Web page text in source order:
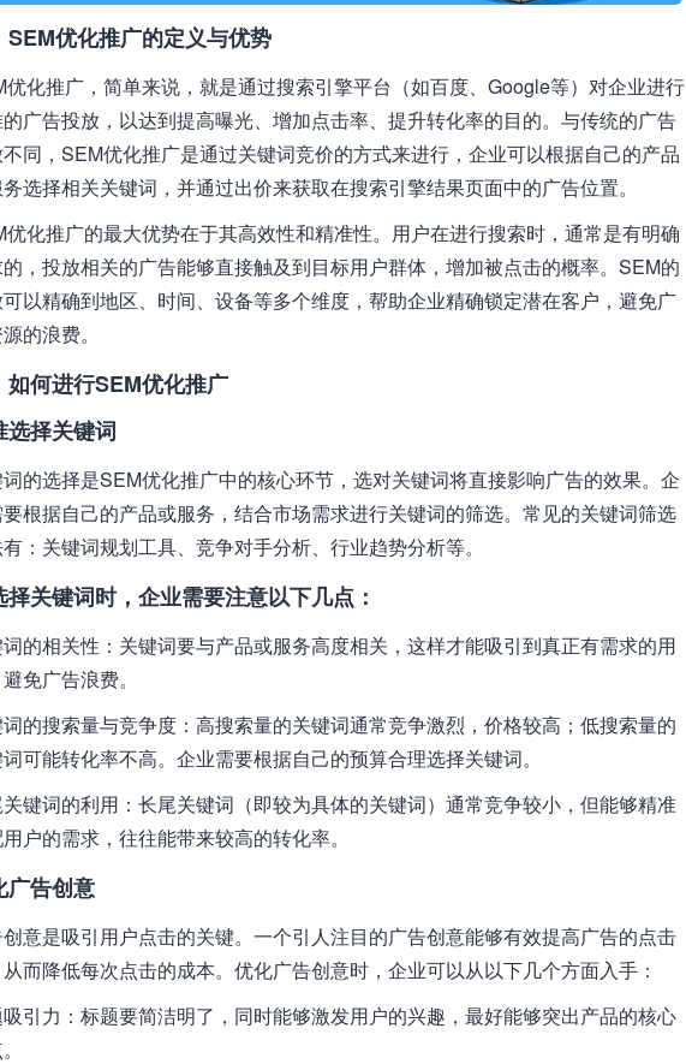
SEM优化推广的定义与优势
优化推广，简单来说，就是通过搜索引擎平台（如百度、Google等）对企业进行
广告投放，以达到提高曝光、增加点击率、提升转化率的目的。与传统的广告
同，SEM优化推广是通过关键词竞价的方式来进行，企业可以根据自己的产品
选择相关关键词，并通过出价来获取在搜索引擎结果页面中的广告位置。
优化推广的最大优势在于其高效性和精准性。用户在进行搜索时，通常是有明确
，投放相关的广告能够直接触及到目标用户群体，增加被点击的概率。SEM的
以精确到地区、时间、设备等多个维度，帮助企业精确锁定潜在客户，避免广
的浪费。
如何进行SEM优化推广
选择关键词
的选择是SEM优化推广中的核心环节，选对关键词将直接影响广告的效果。企
根据自己的产品或服务，结合市场需求进行关键词的筛选。常见的关键词筛选
：关键词规划工具、竞争对手分析、行业趋势分析等。
择关键词时，企业需要注意以下几点：
的相关性：关键词要与产品或服务高度相关，这样才能吸引到真正有需求的用
免广告浪费。
的搜索量与竞争度：高搜索量的关键词通常竞争激烈，价格较高；低搜索量的
可能转化率不高。企业需要根据自己的预算合理选择关键词。
键词的利用：长尾关键词（即较为具体的关键词）通常竞争较小，但能够精准
户的需求，往往能带来较高的转化率。
广告创意
意是吸引用户点击的关键。一个引人注目的广告创意能够有效提高广告的点击
而降低每次点击的成本。优化广告创意时，企业可以从以下几个方面入手：
引力：标题要简洁明了，同时能够激发用户的兴趣，最好能够突出产品的核心